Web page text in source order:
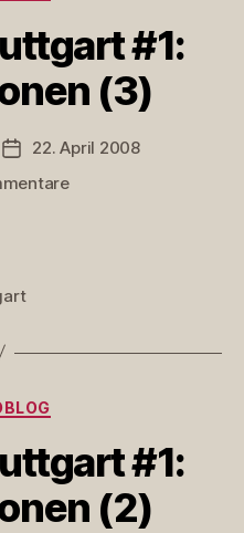
#1:
(3)
Veröffentlichungsdatum
22. April 2008
zu
#1:
(2)